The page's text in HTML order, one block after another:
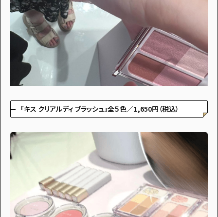
「キス クリアルディ ブラッシュ」全５色／1,650円（税込）